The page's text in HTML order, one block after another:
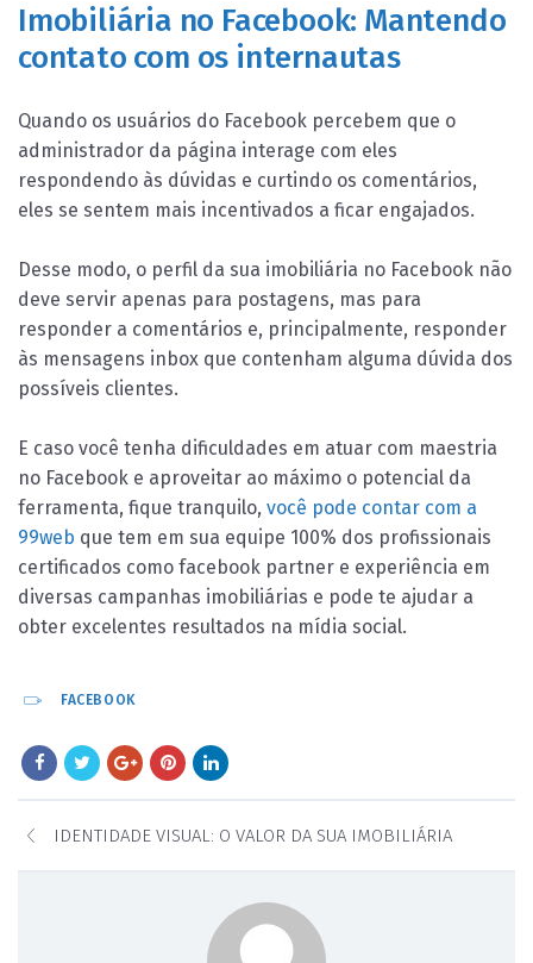
Imobiliária no Facebook: Mantendo
contato com os internautas
Quando os usuários do Facebook percebem que o
administrador da página interage com eles
respondendo às dúvidas e curtindo os comentários,
eles se sentem mais incentivados a ficar engajados.
Desse modo, o perfil da sua imobiliária no Facebook não
deve servir apenas para postagens, mas para
responder a comentários e, principalmente, responder
às mensagens inbox que contenham alguma dúvida dos
possíveis clientes.
E caso você tenha dificuldades em atuar com maestria
no Facebook e aproveitar ao máximo o potencial da
ferramenta, fique tranquilo, você pode contar com a
99web que tem em sua equipe 100% dos profissionais
certificados como facebook partner e experiência em
diversas campanhas imobiliárias e pode te ajudar a
obter excelentes resultados na mídia social.
FACEBOOK
IDENTIDADE VISUAL: O VALOR DA SUA IMOBILIÁRIA